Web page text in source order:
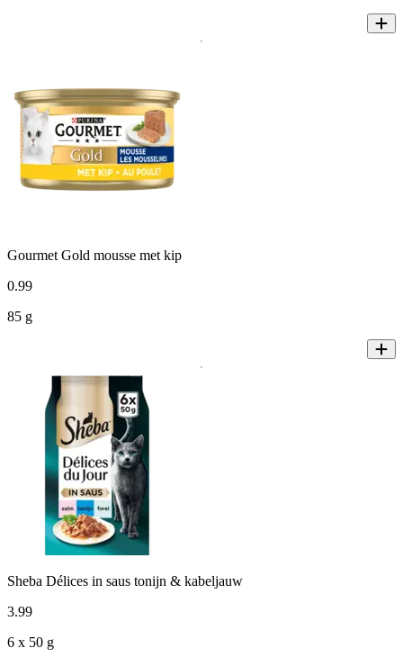
Gourmet Gold mousse met kip
0.99
85 g
Sheba Délices in saus tonijn & kabeljauw
3.99
6 x 50 g